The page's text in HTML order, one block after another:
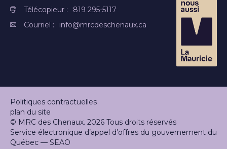
Télécopieur :
819 295-5117
Courriel :
info@mrcdeschenaux.ca
Politiques contractuelles
plan du site
© MRC des Chenaux. 2026 Tous droits réservés
Service électronique d’appel d’offres du gouvernement du
Québec — SEAO